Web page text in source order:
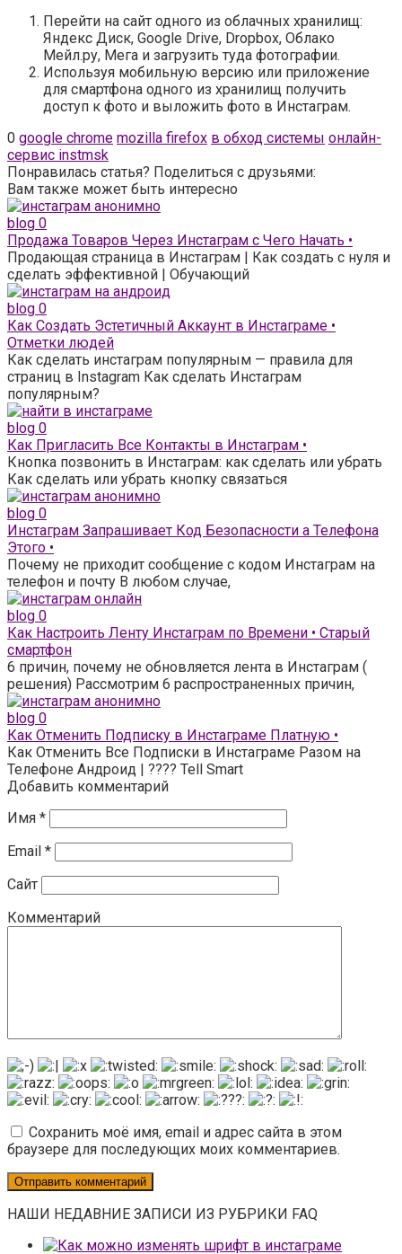
Перейти на сайт одного из облачных хранилищ:
Яндекс Диск, Google Drive, Dropbox, Облако
Мейл.ру, Мега и загрузить туда фотографии.
Используя мобильную версию или приложение
для смартфона одного из хранилищ получить
доступ к фото и выложить фото в Инстаграм.
0 google chrome mozilla firefox в обход системы онлайн-
сервис instmsk
Понравилась статья? Поделиться с друзьями:
Вам также может быть интересно
blog 0
Продажа Товаров Через Инстаграм с Чего Начать •
Продающая страница в Инстаграм | Как создать с нуля и
сделать эффективной | Обучающий
blog 0
Как Создать Эстетичный Аккаунт в Инстаграме •
Отметки людей
Как сделать инстаграм популярным — правила для
страниц в Instagram Как сделать Инстаграм
популярным?
blog 0
Как Пригласить Все Контакты в Инстаграм •
Кнопка позвонить в Инстаграм: как сделать или убрать
Как сделать или убрать кнопку связаться
blog 0
Инстаграм Запрашивает Код Безопасности а Телефона
Этого •
Почему не приходит сообщение с кодом Инстаграм на
телефон и почту В любом случае,
blog 0
Как Настроить Ленту Инстаграм по Времени • Старый
смартфон
6 причин, почему не обновляется лента в Инстаграм (
решения) Рассмотрим 6 распространенных причин,
blog 0
Как Отменить Подписку в Инстаграме Платную •
Как Отменить Все Подписки в Инстаграме Разом на
Телефоне Андроид | ???? Tell Smart
Добавить комментарий
Имя *
Email *
Сайт
Комментарий
Сохранить моё имя, email и адрес сайта в этом
браузере для последующих моих комментариев.
НАШИ НЕДАВНИЕ ЗАПИСИ ИЗ РУБРИКИ FAQ